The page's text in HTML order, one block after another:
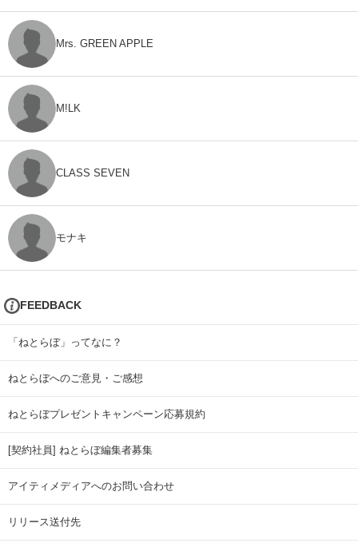
Mrs. GREEN APPLE
M!LK
CLASS SEVEN
モナキ
FEEDBACK
「ねとらぼ」ってなに？
ねとらぼへのご意見・ご感想
ねとらぼプレゼントキャンペーン応募規約
[契約社員] ねとらぼ編集者募集
アイティメディアへのお問い合わせ
リリース送付先